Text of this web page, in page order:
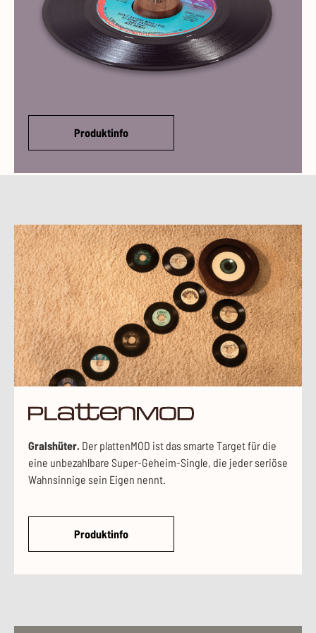
Produktinfo
Gralshüter. Der plattenMOD ist das smarte Target für die
eine unbezahlbare Super-Geheim-Single, die jeder seriöse
Wahnsinnige sein Eigen nennt.
Produktinfo